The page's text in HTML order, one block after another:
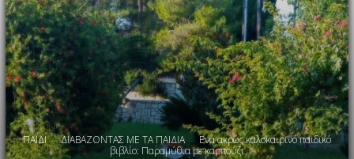
ΠΑΙΔΙ ΔΙΑΒΑΖΟΝΤΑΣ ΜΕ ΤΑ ΠΑΙΔΙΑ
Ενά ακρώς καλοκαιρινό παιδικό
βιβλίο: Παραμύθια με καρπούζι